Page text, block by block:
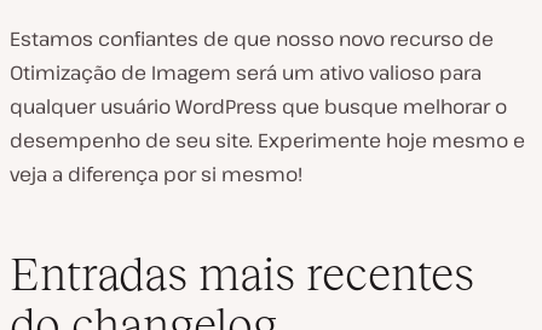
Estamos confiantes de que nosso novo recurso de
Otimização de Imagem será um ativo valioso para
qualquer usuário WordPress que busque melhorar o
desempenho de seu site. Experimente hoje mesmo e
veja a diferença por si mesmo!
Entradas mais recentes